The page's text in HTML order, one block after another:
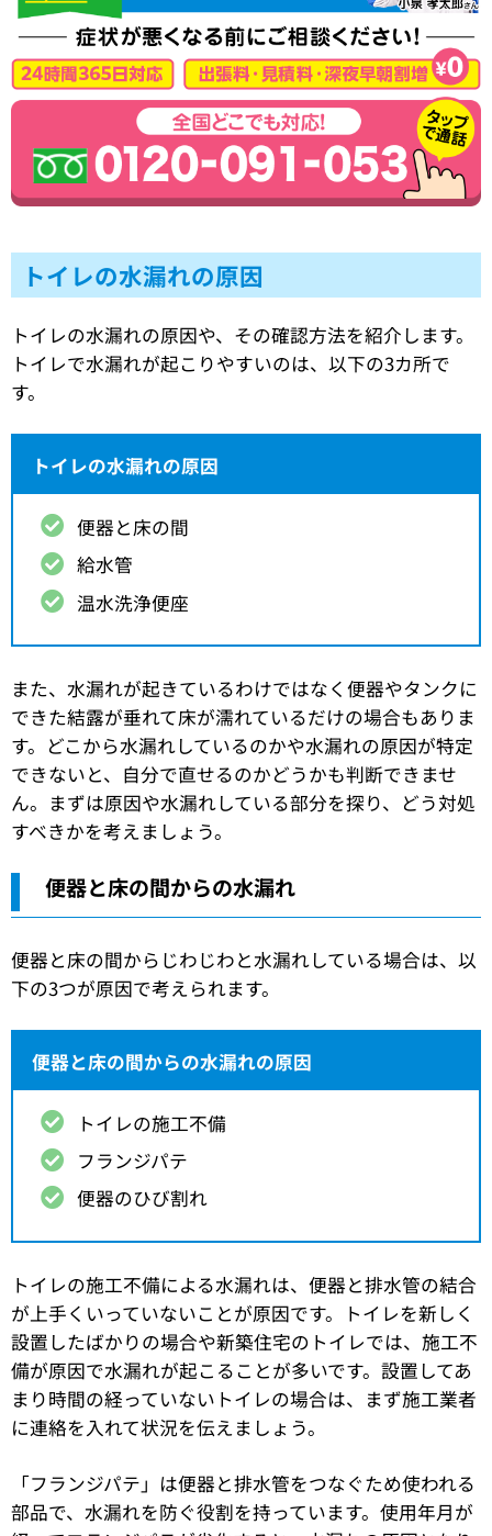
トイレの水漏れの原因
トイレの水漏れの原因や、その確認方法を紹介します。
トイレで水漏れが起こりやすいのは、以下の3カ所で
す。
トイレの水漏れの原因
便器と床の間
給水管
温水洗浄便座
また、水漏れが起きているわけではなく便器やタンクに
できた結露が垂れて床が濡れているだけの場合もありま
す。どこから水漏れしているのかや水漏れの原因が特定
できないと、自分で直せるのかどうかも判断できませ
ん。まずは原因や水漏れしている部分を探り、どう対処
すべきかを考えましょう。
便器と床の間からの水漏れ
便器と床の間からじわじわと水漏れしている場合は、以
下の3つが原因で考えられます。
便器と床の間からの水漏れの原因
トイレの施工不備
フランジパテ
便器のひび割れ
トイレの施工不備による水漏れは、便器と排水管の結合
が上手くいっていないことが原因です。トイレを新しく
設置したばかりの場合や新築住宅のトイレでは、施工不
備が原因で水漏れが起こることが多いです。設置してあ
まり時間の経っていないトイレの場合は、まず施工業者
に連絡を入れて状況を伝えましょう。
「フランジパテ」は便器と排水管をつなぐため使われる
部品で、水漏れを防ぐ役割を持っています。使用年月が